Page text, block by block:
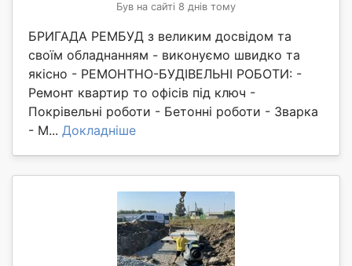
Був на сайті 8 днів тому
БРИГАДА РЕМБУД з великим досвідом та
своїм обладнанням - виконуємо швидко та
якісно - РЕМОНТНО-БУДІВЕЛЬНІ РОБОТИ: -
Ремонт квартир то офісів під ключ -
Покрівельні роботи - Бетонні роботи - Зварка
- М... Докладніше